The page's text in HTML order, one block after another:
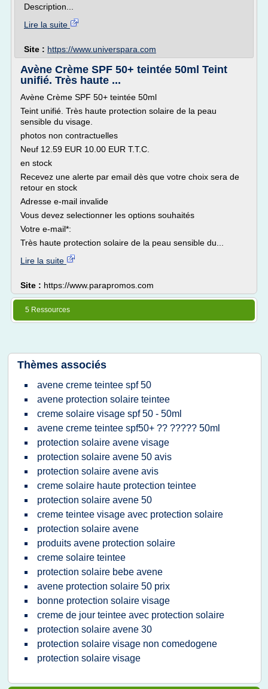
Description...
Lire la suite
Site : https://www.universpara.com
Avène Crème SPF 50+ teintée 50ml Teint
unifié. Très haute ...
Avène Crème SPF 50+ teintée 50ml
Teint unifié. Très haute protection solaire de la peau
sensible du visage.
photos non contractuelles
Neuf 12.59 EUR 10.00 EUR T.T.C.
en stock
Recevez une alerte par email dès que votre choix sera de
retour en stock
Adresse e-mail invalide
Vous devez selectionner les options souhaités
Votre e-mail*:
Très haute protection solaire de la peau sensible du...
Lire la suite
Site : https://www.parapromos.com
5 Ressources
Thèmes associés
avene creme teintee spf 50
avene protection solaire teintee
creme solaire visage spf 50 - 50ml
avene creme teintee spf50+ ?? ????? 50ml
protection solaire avene visage
protection solaire avene 50 avis
protection solaire avene avis
creme solaire haute protection teintee
protection solaire avene 50
creme teintee visage avec protection solaire
protection solaire avene
produits avene protection solaire
creme solaire teintee
protection solaire bebe avene
avene protection solaire 50 prix
bonne protection solaire visage
creme de jour teintee avec protection solaire
protection solaire avene 30
protection solaire visage non comedogene
protection solaire visage